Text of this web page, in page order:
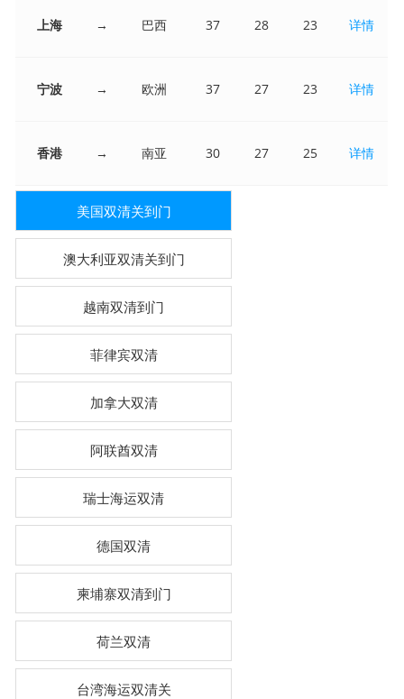
上海 → 巴西 37 28 23 详情
宁波 → 欧洲 37 27 23 详情
香港 → 南亚 30 27 25 详情
美国双清关到门
澳大利亚双清关到门
越南双清到门
菲律宾双清
加拿大双清
阿联酋双清
瑞士海运双清
德国双清
柬埔寨双清到门
荷兰双清
台湾海运双清关